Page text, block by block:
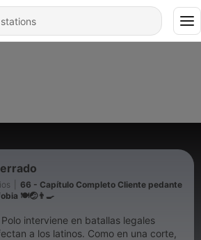
66 - Capítulo Completo Cliente pedante
🍽️🤕👨‍🍳
interviene en batallas legales
a los latinos. Como en una corte,